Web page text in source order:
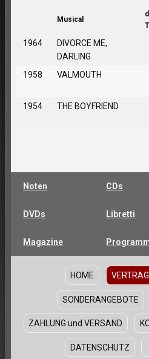
Musical
1964
DIVORCE ME,
DARLING
1958
VALMOUTH
1954
THE BOYFRIEND
Noten CDs
DVDs Libretti
Magazine
HOME
SONDERANGEBOTE
ZAHLUNG und VERSAND
DATENSCHUTZ